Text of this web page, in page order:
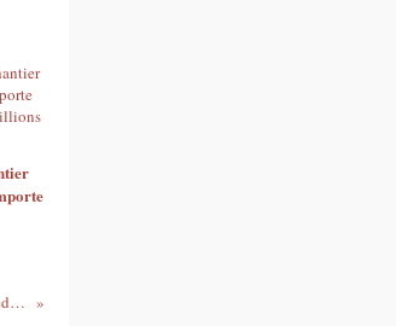
RoumanIE : Marché Public – Appel d’offres industrie défense infrastructure !